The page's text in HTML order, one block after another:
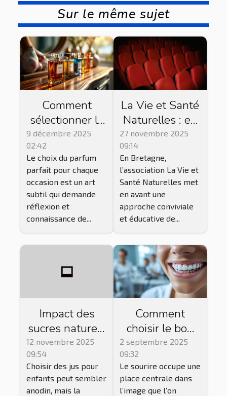
Sur le même sujet
Comment
sélectionner le
parfum parfait
pour chaque
occasion ?
9 décembre 2025
02:42
Le choix du parfum
parfait pour chaque
occasion est un art
subtil qui demande
réflexion et
connaissance de...
La Vie et Santé
Naturelles : en
Bretagne, cette
association
propose des
séances de ciné
club !
27 novembre 2025
09:14
En Bretagne,
l’association La Vie et
Santé Naturelles met
en avant une
approche conviviale
et éducative de...
Impact des
sucres naturels
vs. ajoutés
dans les jus
pour enfants
12 novembre 2025
09:54
Choisir des jus pour
enfants peut sembler
anodin, mais la
Comment
choisir le bon
traitement
esthétique
dentaire pour
votre sourire ?
2 septembre 2025
09:32
Le sourire occupe une
place centrale dans
l’image que l’on